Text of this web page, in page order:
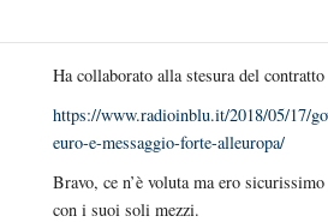
Ha collaborato alla stesura del
https://www.radioinblu.it/2018/05/17/
euro-e-messaggio-forte-alleuropa/
Bravo, ce n’è voluta ma ero
con i suoi soli mezzi.